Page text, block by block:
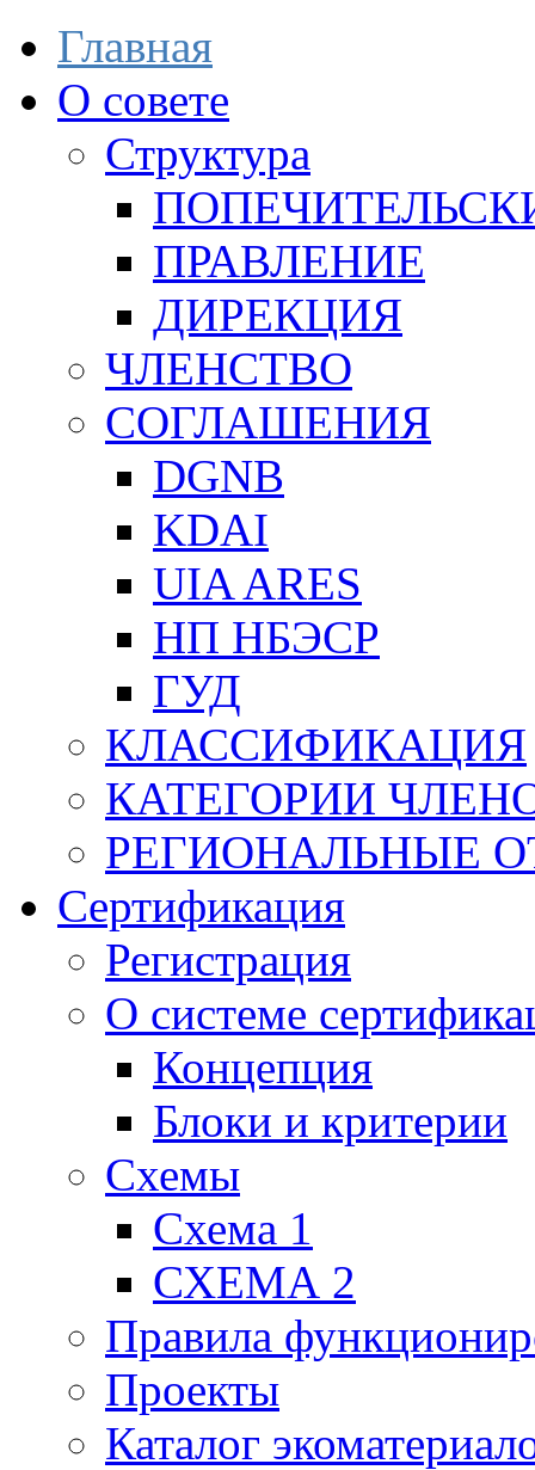
Главная
О совете
Структура
ПРАВЛЕНИЕ
ДИРЕКЦИЯ
ЧЛЕНСТВО
СОГЛАШЕНИЯ
DGNB
KDAI
UIA ARES
НП НБЭСР
ГУД
КЛАССИФИКАЦИЯ
КАТЕГОРИИ
РЕГИОНАЛЬНЫЕ
Сертификация
Регистрация
О системе
Концепция
Блоки и критерии
Схемы
Схема 1
СХЕМА 2
Правила
Проекты
Каталог